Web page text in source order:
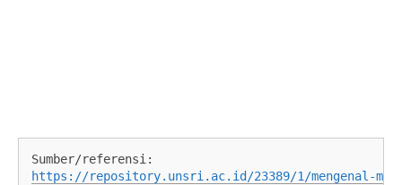
https://repository.unsri.ac.id/23389/1/mengenal-